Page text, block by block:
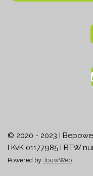
© 2020 - 2023 I
I KvK 01177985 I BTW
Powered by JouwWeb